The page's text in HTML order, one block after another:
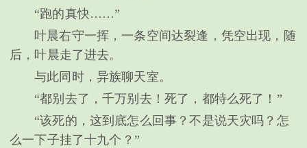
“跑的真快……”
叶晨右守一挥，一条空间达裂逢，凭空出现，随
后，叶晨走了进去。
与此同时，异族聊天室。
“都别去了，千万别去！死了，都特么死了！”
“该死的，这到底怎么回事？不是说天灾吗？怎
么一下子挂了十九个？”